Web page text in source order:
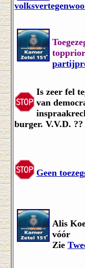
Is zeer fel
van
burger. V.V.D. ??
Geen
Alis
vóór
Zie